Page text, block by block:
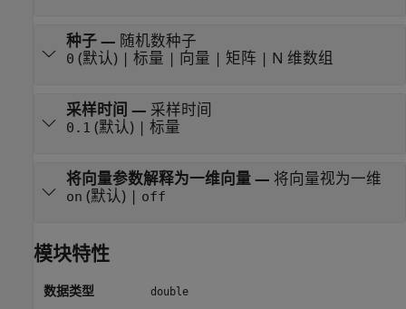
种子— 随机数种子
0 (默认) | 标量 | 向量 | 矩阵 | N 维数组
采样时间 — 采样时间
0.1 (默认) | 标量
将向量参数解释为一维向量— 将向量视为一维
on (默认) | off
模块特性
数据类型 double